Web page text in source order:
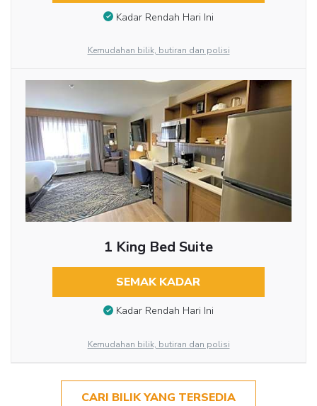
Kadar Rendah Hari Ini
Kemudahan bilik, butiran dan polisi
1 King Bed Suite
SEMAK KADAR
Kadar Rendah Hari Ini
Kemudahan bilik, butiran dan polisi
CARI BILIK YANG TERSEDIA